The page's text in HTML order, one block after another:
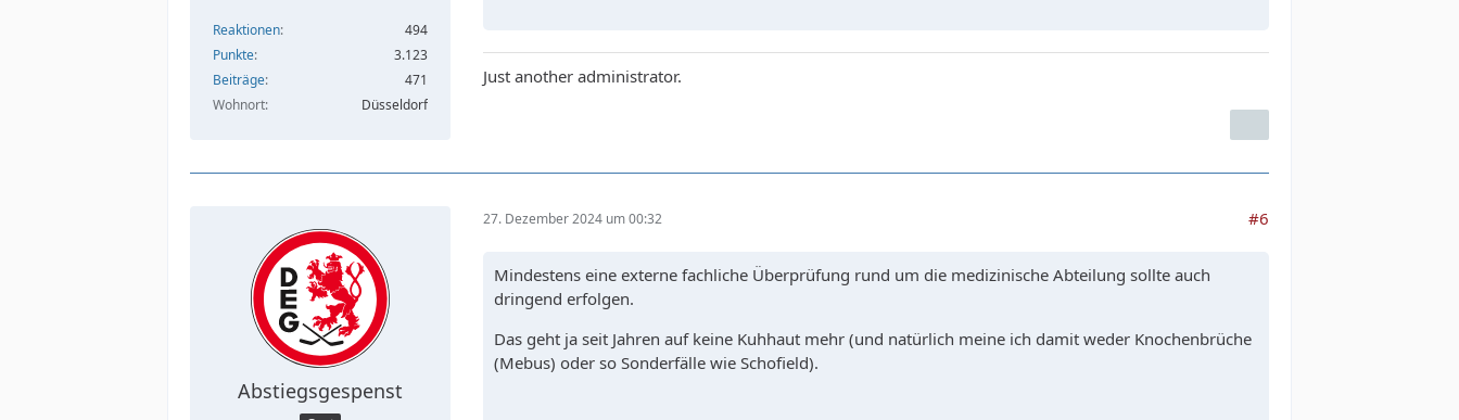
Reaktionen
494
Punkte
3.123
Beiträge
471
Wohnort
Düsseldorf
Just another administrator.
Abstiegsgespenst
27. Dezember 2024 um 00:32 #6
Mindestens eine externe fachliche Überprüfung rund um die medizinische Abteilung sollte auch
dringend erfolgen.
Das geht ja seit Jahren auf keine Kuhhaut mehr (und natürlich meine ich damit weder Knochenbrüche
(Mebus) oder so Sonderfälle wie Schofield).